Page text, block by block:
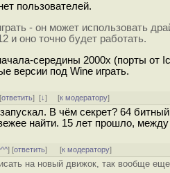
пользователей.
- он может использовать
и оно точно будет работать.
середины 2000х (порты от
версии под Wine играть.
ответить][↓] [к модератору]
В чём секрет? 64
найти. 15 лет прошло,
] [ответить] [к модератору]
на новый движок, так вообще